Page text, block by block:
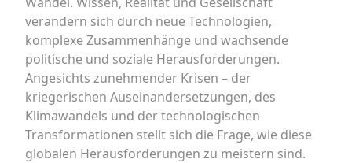
verändern sich durch neue Technologien,
komplexe Zusammenhänge und wachsende
politische und soziale Herausforderungen.
Angesichts zunehmender Krisen – der
kriegerischen Auseinandersetzungen, des
Klimawandels und der technologischen
Transformationen stellt sich die Frage, wie diese
globalen Herausforderungen zu meistern sind.